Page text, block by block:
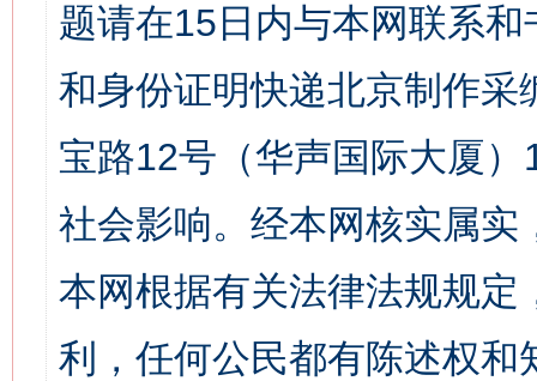
题请在15日内与本网联系
和身份证明快递北京制作
宝路12号（华声国际大厦
社会影响。经本网核实属
本网根据有关法律法规规
利，任何公民都有陈述权